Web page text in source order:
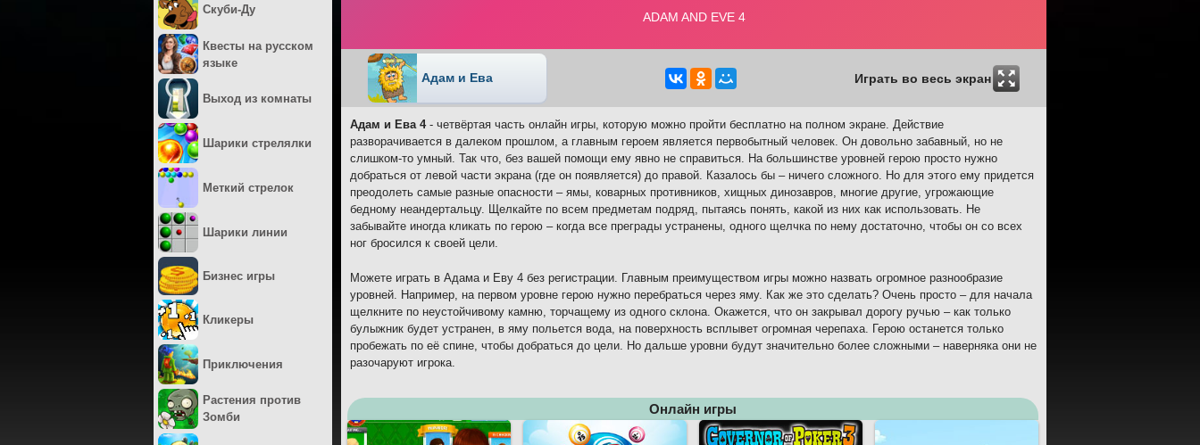
Адам и Ева Играть во весь экран
Адам и Ева 4- четвёртая часть онлайн игры, которую можно пройти бесплатно на полном экране. Действие
разворачивается в далеком прошлом, а главным героем является первобытный человек. Он довольно забавный, но не
слишком-то умный. Так что, без вашей помощи ему явно не справиться. На большинстве уровней герою просто нужно
добраться от левой части экрана (где он появляется) до правой. Казалось бы – ничего сложного. Но для этого ему придется
преодолеть самые разные опасности – ямы, коварных противников, хищных динозавров, многие другие, угрожающие
бедному неандертальцу. Щелкайте по всем предметам подряд, пытаясь понять, какой из них как использовать. Не
забывайте иногда кликать по герою – когда все преграды устранены, одного щелчка по нему достаточно, чтобы он со всех
ног бросился к своей цели.
Можете играть в Адама и Еву 4 без регистрации. Главным преимуществом игры можно назвать огромное разнообразие
уровней. Например, на первом уровне герою нужно перебраться через яму. Как же это сделать? Очень просто – для начала
щелкните по неустойчивому камню, торчащему из одного склона. Окажется, что он закрывал дорогу ручью – как только
булыжник будет устранен, в яму польется вода, на поверхность всплывет огромная черепаха. Герою останется только
пробежать по её спине, чтобы добраться до цели. Но дальше уровни будут значительно более сложными – наверняка они не
разочаруют игрока.
Онлайн игры
Скуби-Ду
Квесты на русском
языке
Выход из комнаты
Шарики стрелялки
Меткий стрелок
Шарики линии
Бизнес игры
Кликеры
Приключения
Растения против
Зомби